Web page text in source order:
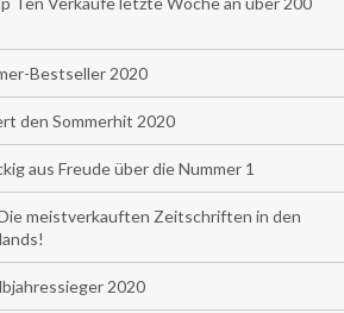
Bestseller 2020
den Sommerhit 2020
aus Freude über die Nummer 1
meistverkauften Zeitschriften in den
2020